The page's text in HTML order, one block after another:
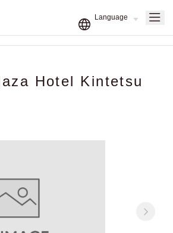
Hotel Kintetsu